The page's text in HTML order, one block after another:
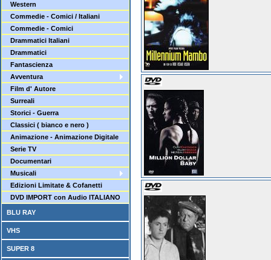
Western
Commedie - Comici / Italiani
Commedie - Comici
Drammatici Italiani
Drammatici
Fantascienza
Avventura
Film d' Autore
Surreali
Storici - Guerra
Classici ( bianco e nero )
Animazione - Animazione Digitale
Serie TV
Documentari
Musicali
Edizioni Limitate & Cofanetti
DVD IMPORT con Audio ITALIANO
BLU RAY
VHS
SUPER 8